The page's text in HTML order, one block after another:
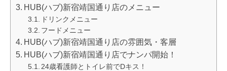
HUB(ハブ)新宿靖国通り店のメニュー
ドリンクメニュー
フードメニュー
HUB(ハブ)新宿靖国通り店の雰囲気・客層
HUB(ハブ)新宿靖国通り店でナンパ開始！
24歳看護師とトイレ前でDキス！